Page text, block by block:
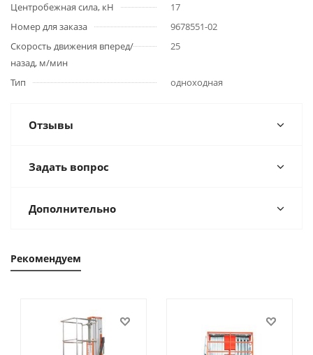
Центробежная сила, кН
17
Номер для заказа
9678551-02
Скорость движения вперед/
назад, м/мин
25
Тип одноходная
Отзывы
Задать вопрос
Дополнительно
Рекомендуем